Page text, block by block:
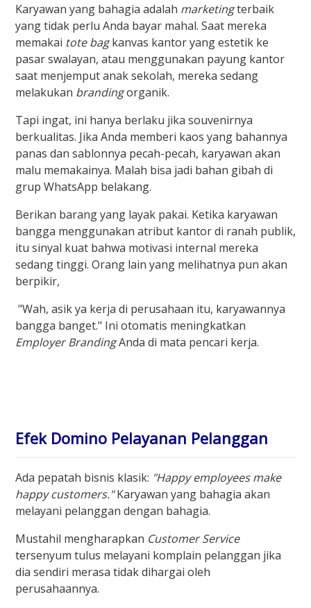
Karyawan yang bahagia adalah marketingterbaik
yang tidak perlu Anda bayar mahal. Saat mereka
memakai tote bagkanvas kantor yang estetik ke
pasar swalayan, atau menggunakan payung kantor
saat menjemput anak sekolah, mereka sedang
melakukan brandingorganik.
Tapi ingat, ini hanya berlaku jika souvenirnya
berkualitas. Jika Anda memberi kaos yang bahannya
panas dan sablonnya pecah-pecah, karyawan akan
malu memakainya. Malah bisa jadi bahan gibah di
grup WhatsApp belakang.
Berikan barang yang layak pakai. Ketika karyawan
bangga menggunakan atribut kantor di ranah publik,
itu sinyal kuat bahwa motivasi internal mereka
sedang tinggi. Orang lain yang melihatnya pun akan
berpikir,
"Wah, asik ya kerja di perusahaan itu, karyawannya
bangga banget." Ini otomatis meningkatkan
Employer BrandingAnda di mata pencari kerja.
Efek Domino Pelayanan Pelanggan
Ada pepatah bisnis klasik: "Happy employees make
happy customers."Karyawan yang bahagia akan
melayani pelanggan dengan bahagia.
Mustahil mengharapkan Customer Service
tersenyum tulus melayani komplain pelanggan jika
dia sendiri merasa tidak dihargai oleh
perusahaannya.